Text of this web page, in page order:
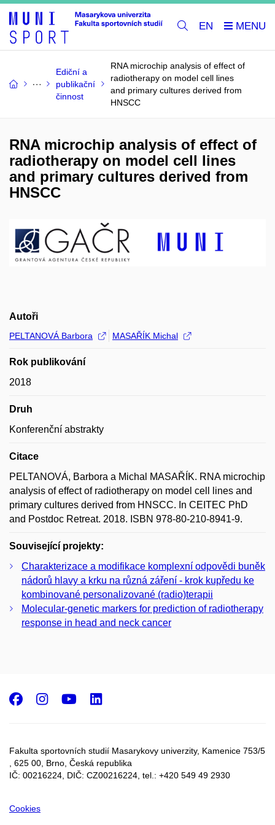
EN
Ediční a
publikační
činnost
RNA microchip analysis of effect of
radiotherapy on model cell lines
and primary cultures derived from
HNSCC
RNA microchip analysis of effect of
radiotherapy on model cell lines
and primary cultures derived from
HNSCC
Autoři
PELTANOVÁ Barbora MASAŘÍK Michal
Rok publikování
2018
Druh
Konferenční abstrakty
Citace
PELTANOVÁ, Barbora a Michal MASAŘÍK. RNA microchip
analysis of effect of radiotherapy on model cell lines and
primary cultures derived from HNSCC. In CEITEC PhD
and Postdoc Retreat. 2018. ISBN 978-80-210-8941-9.
Související projekty:
Charakterizace a modifikace komplexní odpovědi buněk
nádorů hlavy a krku na různá záření - krok kupředu ke
kombinované personalizované (radio)terapii
Molecular-genetic markers for prediction of radiotherapy
response in head and neck cancer
Fakulta sportovních studií Masarykovy univerzity, Kamenice 753/5​
, 625 00, Brno, Česká republika
IČ: 00216224, DIČ: CZ00216224, tel.: +420 549 49 2930
Cookies
Facebook
Instagram
Youtube